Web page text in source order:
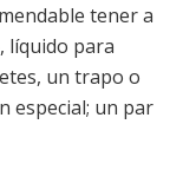
tener a
líquido para
un trapo o
especial; un par